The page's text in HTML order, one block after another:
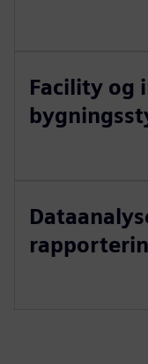
Facility og